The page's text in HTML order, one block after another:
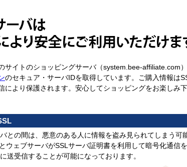
サイトのショッピングサーバ（system.bee-affiliate.com
のセキュア・サーバIDを取得しています。ご購入情報は
により保護されます。安心してショッピングをお楽しみ
との間は、悪意のある人に情報を盗み見られてしまう可
ウェブサーバがSSLサーバ証明書を利用して暗号化通信
送受信することが可能になっております。